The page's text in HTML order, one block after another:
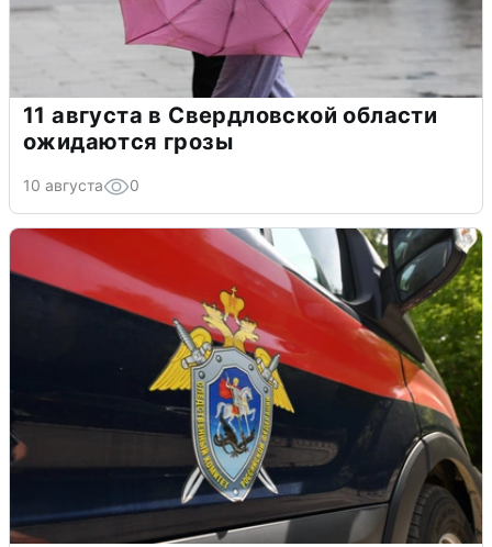
11 августа в Свердловской области
ожидаются грозы
10 августа 0